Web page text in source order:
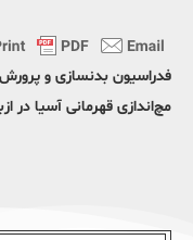
فدراسیون بدنسازی و
مچ‌اندازی قهرمانی آسیا